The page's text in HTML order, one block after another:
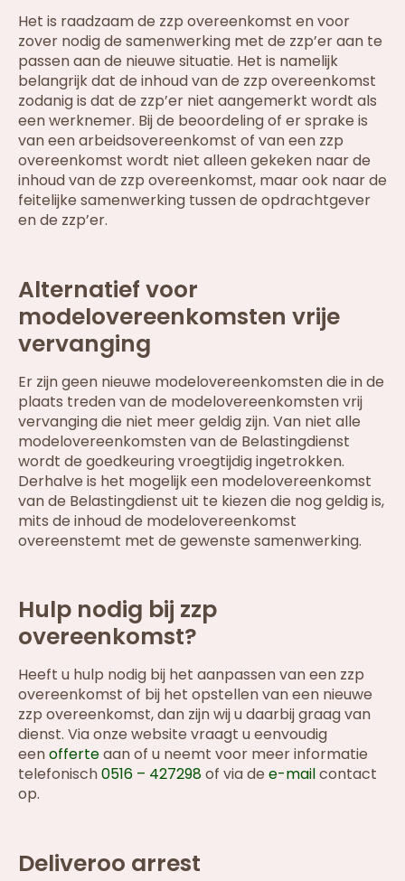
Het is raadzaam de zzp overeenkomst en voor
zover nodig de samenwerking met de zzp’er aan te
passen aan de nieuwe situatie. Het is namelijk
belangrijk dat de inhoud van de zzp overeenkomst
zodanig is dat de zzp’er niet aangemerkt wordt als
een werknemer. Bij de beoordeling of er sprake is
van een arbeidsovereenkomst of van een zzp
overeenkomst wordt niet alleen gekeken naar de
inhoud van de zzp overeenkomst, maar ook naar de
feitelijke samenwerking tussen de opdrachtgever
en de zzp’er.
Alternatief voor
modelovereenkomsten vrije
vervanging
Er zijn geen nieuwe modelovereenkomsten die in de
plaats treden van de modelovereenkomsten vrij
vervanging die niet meer geldig zijn. Van niet alle
modelovereenkomsten van de Belastingdienst
wordt de goedkeuring vroegtijdig ingetrokken.
Derhalve is het mogelijk een modelovereenkomst
van de Belastingdienst uit te kiezen die nog geldig is,
mits de inhoud de modelovereenkomst
overeenstemt met de gewenste samenwerking.
Hulp nodig bij zzp
overeenkomst?
Heeft u hulp nodig bij het aanpassen van een zzp
overeenkomst of bij het opstellen van een nieuwe
zzp overeenkomst, dan zijn wij u daarbij graag van
dienst. Via onze website vraagt u eenvoudig
eenofferteaan of u neemt voor meer informatie
telefonisch0516 – 427298of via de e-mailcontact
op.
Deliveroo arrest